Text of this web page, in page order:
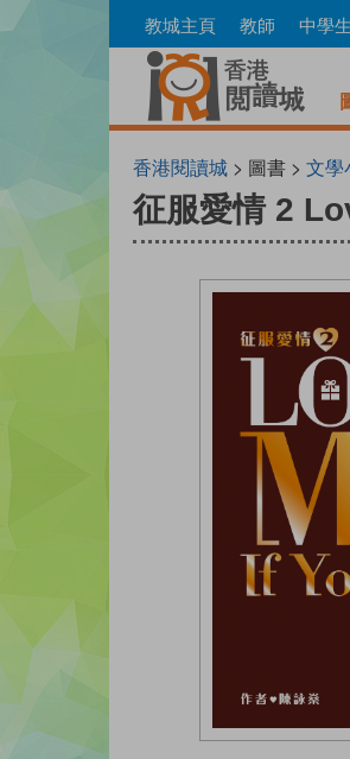
to
教城主頁 教師 中學生
香港閱讀城> 圖書 > 文學
征服愛情 2